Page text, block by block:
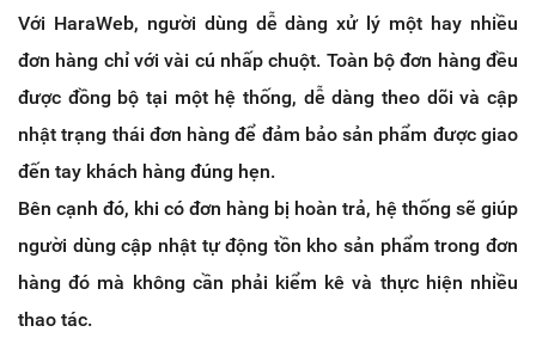
Với HaraWeb, người dùng dễ dàng xử lý một hay nhiều
đơn hàng chỉ với vài cú nhấp chuột. Toàn bộ đơn hàng đều
được đồng bộ tại một hệ thống, dễ dàng theo dõi và cập
nhật trạng thái đơn hàng để đảm bảo sản phẩm được giao
đến tay khách hàng đúng hẹn.
Bên cạnh đó, khi có đơn hàng bị hoàn trả, hệ thống sẽ giúp
người dùng cập nhật tự động tồn kho sản phẩm trong đơn
hàng đó mà không cần phải kiểm kê và thực hiện nhiều
thao tác.